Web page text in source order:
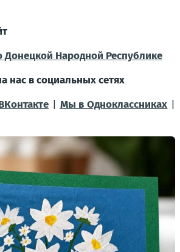
Народной Республике
нас в социальных сетях
| Мы в Одноклассниках